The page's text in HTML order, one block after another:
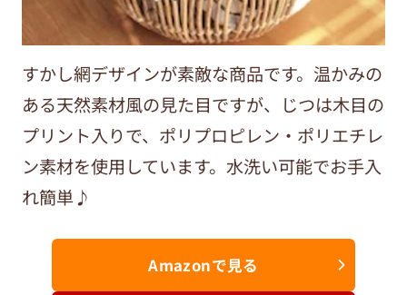
すかし網デザインが素敵な商品です。温かみの
ある天然素材風の見た目ですが、じつは木目の
プリント入りで、ポリプロピレン・ポリエチレ
ン素材を使用しています。水洗い可能でお手入
れ簡単♪
Amazonで見る